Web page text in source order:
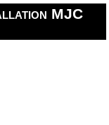
MJC